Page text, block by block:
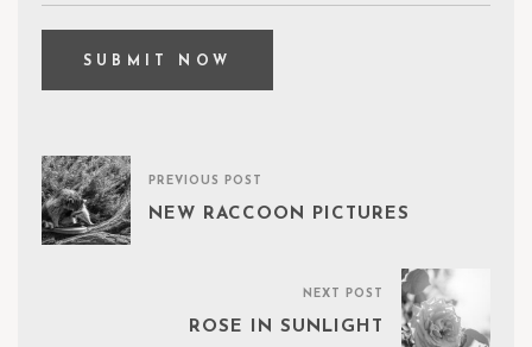
PREVIOUS POST
NEW RACCOON PICTURES
NEXT POST
ROSE IN SUNLIGHT